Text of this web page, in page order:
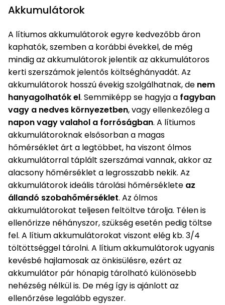
rönkhasító
Ágaprító
Grillek
Lombfúvó-
szívó
Szállítókocsi
és
tartozékok
Szórókocsi,
kézi szóró
Öntözéstechnika
Szivattyú
Magasnyomású
mosó
Lapvibrátorok,
szállítóeszközök
Mérőeszközök
Mérőműszerek
Munkaasztalok
Porszívók
Úttakarító
gépek
Ventillátorok,
légkondícionálók
Kiegészítők
Infraszaunák
Akkumulátorok
A lítiumos akkumulátorok egyre kedvezőbb áron
kaphatók, szemben a korábbi évekkel, de még
mindig az akkumulátorok jelentik az akkumulátoros
kerti szerszámok jelentős költséghányadát. Az
akkumulátorok hosszú évekig szolgálhatnak, de nem
hanyagolhatók el. Semmiképp se hagyja a fagyban
vagy a nedves környezetben, vagy ellenkezőleg a
napon vagy valahol a forróságban. A lítiumos
akkumulátoroknak elsősorban a magas
hőmérséklet árt a legtöbbet, ha viszont ólmos
akkumulátorral táplált szerszámai vannak, akkor az
alacsony hőmérséklet a legrosszabb nekik. Az
akkumulátorok ideális tárolási hőmérséklete az
állandó szobahőmérséklet. Az ólmos
akkumulátorokat teljesen feltöltve tárolja. Télen is
ellenőrizze néhányszor, szükség esetén pedig töltse
fel. A lítium akkumulátorokat viszont elég kb. 3/4
töltöttséggel tárolni. A lítium akkumulátorok ugyanis
kevésbé hajlamosak az önkisülésre, ezért az
akkumulátor pár hónapig tárolható különösebb
nehézség nélkül is. De még így is ajánlott az
ellenőrzése legalább egyszer.